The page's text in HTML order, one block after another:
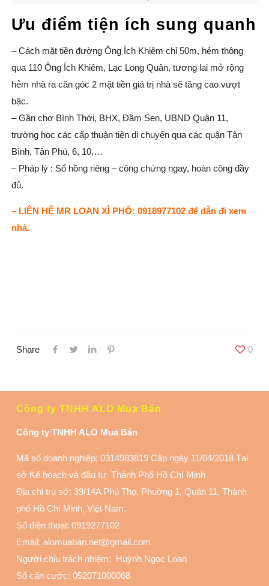
Ưu điểm tiện ích sung quanh
– Cách mặt tiền đường Ông Ích Khiêm chỉ 50m, hẻm thông
qua 110 Ông Ích Khiêm, Lạc Long Quân, tương lai mở rộng
hẻm nhà ra căn góc 2 mặt tiền giá trị nhà sẽ tăng cao vượt
bậc.
– Gần chợ Bình Thới, BHX, Đầm Sen, UBND Quận 11,
trường học các cấp thuận tiện di chuyển qua các quận Tân
Bình, Tân Phú, 6, 10,…
– Pháp lý : Sổ hồng riêng – công chứng ngay, hoàn công đầy
đủ.
– LIÊN HỆ MR LOAN XÌ PHỐ: 0918977102 để dẫn đi xem
nhà.
Share 0
Công ty TNHH ALO Mua Bán
Công ty TNHH ALO Mua Bán
Mã số doanh nghiệp: 0314983819 Cấp ngày 11/04/2018 Tại
sở Kế hoạch và đầu tư Thành Phố Hồ Chí Minh
Địa chỉ trụ sở: 39/14A Phú Thọ, Phuờng 1, Quận 11, Thành
phố Hồ Chí Minh, Việt Nam.
Số điện thoại: 0919277102
Email: alomuaban.net@gmail.com
Người chịu trách nhiệm: Huỳnh Ngọc Loan
Số căn cước: 052071000068